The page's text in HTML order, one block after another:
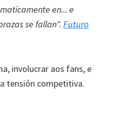
en... e
se fallan". Futuro
involucrar aos fans, e
tensión competitiva.